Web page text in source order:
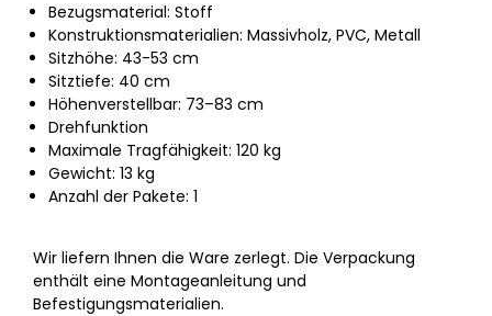
Bezugsmaterial: Stoff
Konstruktionsmaterialien: Massivholz, PVC, Metall
Sitzhöhe: 43-53 cm
Sitztiefe: 40 cm
Höhenverstellbar: 73–83 cm
Drehfunktion
Maximale Tragfähigkeit: 120 kg
Gewicht: 13 kg
Anzahl der Pakete: 1
Wir liefern Ihnen die Ware zerlegt. Die Verpackung
enthält eine Montageanleitung und
Befestigungsmaterialien.